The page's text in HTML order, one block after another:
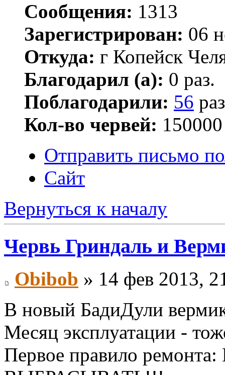
Сообщения: 1313
Зарегистрирован: 06
Откуда: г Копейск
Благодарил (а): 0 раз.
Поблагодарили: 56
Кол-во червей: 150000
Отправить письмо
Сайт
Вернуться к началу
Червь Гриндаль и
Obibob » 14 фев 2013,
В новый БадиДули
Месяц эксплуатации -
Первое правило